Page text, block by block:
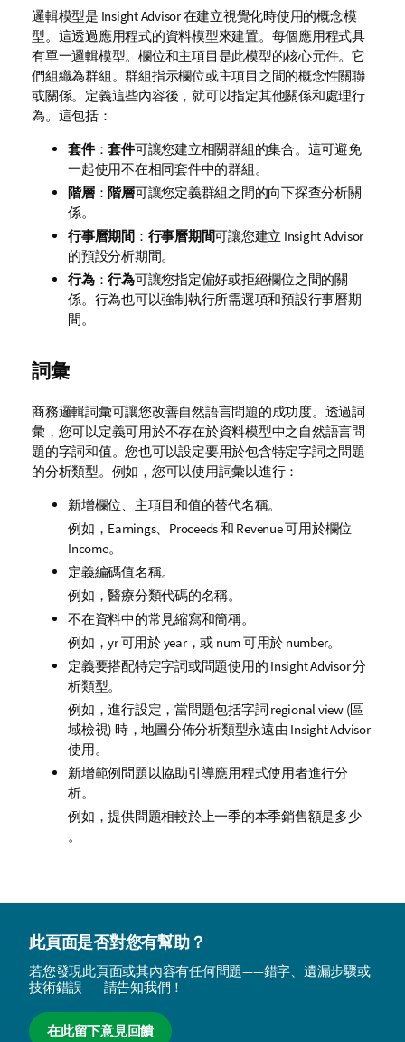
邏輯模型是 Insight Advisor在建立視覺化時使用的概念模
型。這透過應用程式的資料模型來建置。每個應用程式具
有單一邏輯模型。欄位和主項目是此模型的核心元件。它
們組織為群組。群組指示欄位或主項目之間的概念性關聯
或關係。定義這些內容後，就可以指定其他關係和處理行
為。這包括：
套件：套件可讓您建立相關群組的集合。這可避免
一起使用不在相同套件中的群組。
階層：階層可讓您定義群組之間的向下探查分析關
係。
行事曆期間： 行事曆期間可讓您建立 Insight Advisor
的預設分析期間。
行為：行為可讓您指定偏好或拒絕欄位之間的關
係。行為也可以強制執行所需選項和預設行事曆期
間。
詞彙
商務邏輯詞彙可讓您改善自然語言問題的成功度。透過詞
彙，您可以定義可用於不存在於資料模型中之自然語言問
題的字詞和值。您也可以設定要用於包含特定字詞之問題
的分析類型。例如，您可以使用詞彙以進行：
新增欄位、主項目和值的替代名稱。
例如， Earnings、 Proceeds和 Revenue可用於欄位
Income。
定義編碼值名稱。
例如，醫療分類代碼的名稱。
不在資料中的常見縮寫和簡稱。
例如，yr可用於year，或 num可用於 number。
定義要搭配特定字詞或問題使用的 Insight Advisor分
析類型。
例如，進行設定，當問題包括字詞 regional view(區
域檢視) 時，地圖分佈分析類型永遠由 Insight Advisor
使用。
新增範例問題以協助引導應用程式使用者進行分
析。
例如，提供問題相較於上一季的本季銷售額是多少
。
此頁面是否對您有幫助？
若您發現此頁面或其內容有任何問題——錯字、遺漏步驟或
技術錯誤——請告知我們！
在此留下意見回饋